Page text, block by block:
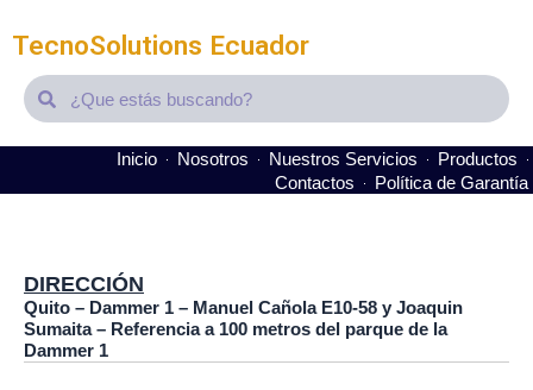
TecnoSolutions Ecuador
SearchSearch
Inicio Nosotros Nuestros Servicios
Productos
Contactos
Política de Garantía
DIRECCIÓN
Quito – Dammer 1 – Manuel Cañola E10-58 y Joaquin
Sumaita – Referencia a 100 metros del parque de la
Dammer 1